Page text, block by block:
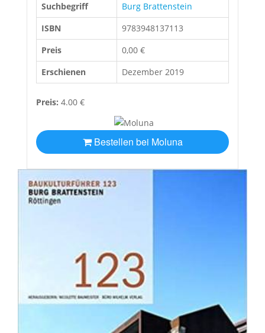
Suchbegriff
Burg Brattenstein
ISBN
9783948137113
Preis
0,00 €
Erschienen
Dezember 2019
Preis: 4.00 €
Bestellen bei Moluna